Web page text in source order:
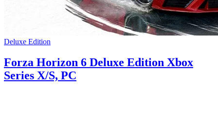
Deluxe Edition
Forza Horizon 6 Deluxe Edition Xbox
Series X/S, PC